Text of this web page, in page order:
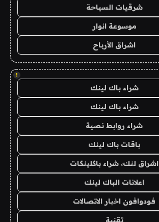
شرقيات السياحة
موسوعة انوار
اشراق الأرباح
!
شراء باك لينك
شراء باك لينك
شراء روابط نصية
باقات باك لينك
اشراق لنك، شراء باكلينكات
اعلانات الباك لينك
فودوافون اخبار الاتصالات